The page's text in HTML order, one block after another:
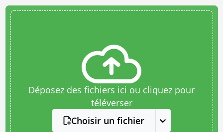
Déposez des fichiers ici ou cliquez pour
téléverser
Choisir un fichier